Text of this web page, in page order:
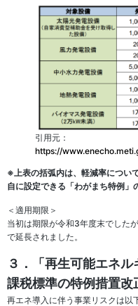
引用元：
https://
※上表の括弧内は、軽減率につい
自に設定できる「わがまち特例」
＜適用期限＞
当初は期限が令和3年度末でした
で延長されました。
３．「再生可能エネ
課税標準の特例措置改
再エネ導入に伴う事業リスクは以